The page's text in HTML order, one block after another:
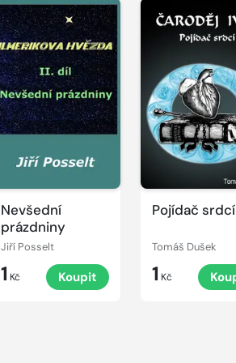
Nevšední
prázdniny
Jiří Posselt
1 Kč Koupit
Pojídač srdcí
Tomáš Dušek
1 Kč